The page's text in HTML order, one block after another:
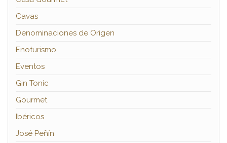
Cavas
Denominaciones de Origen
Enoturismo
Eventos
Gin Tonic
Gourmet
Ibéricos
José Peñín